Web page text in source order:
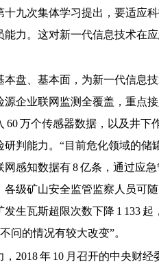
九次集体学习提出，要适应
能力。这对新一代信息技术在
本盘、基本面，为新一代信息
企业联网监测全覆盖，重点
60 万个传感器数据，以及井
判能力。“目前危化领域的
感知数据有 8 亿条，通过应
级矿⼭安全监管监察⼈员可
⽣瓦斯超限次数下降 1 133
问的情况有较⼤改变”。
2018 年 10 月召开的中央财